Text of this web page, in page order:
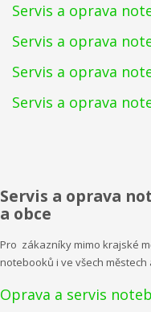
Servis a oprava
Servis a oprava
Servis a oprava
Servis a oprava
Servis a oprava
a obce
Pro zákazníky mimo krajské
notebooků i ve všech
Oprava a servis